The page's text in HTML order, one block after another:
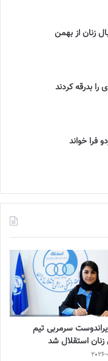
زنان از بهمن
بدرقه کردند
سرمربی تیم
زنان استقلال شد
2026-